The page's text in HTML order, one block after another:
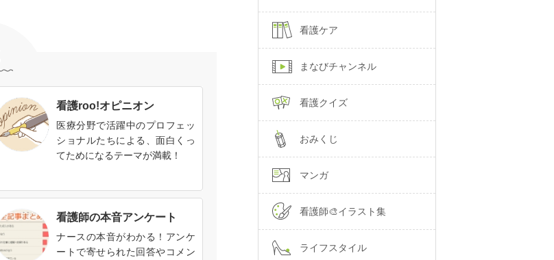
看護roo!オピニオン
医療分野で活躍中のプロフェッ
ショナルたちによる、面白くっ
てためになるテーマが満載！
看護師の本音アンケート
ナースの本音がわかる！アンケ
ートで寄せられた回答やコメン
看護ケア
まなびチャンネル
看護クイズ
おみくじ
マンガ
看護師🎨イラスト集
ライフスタイル